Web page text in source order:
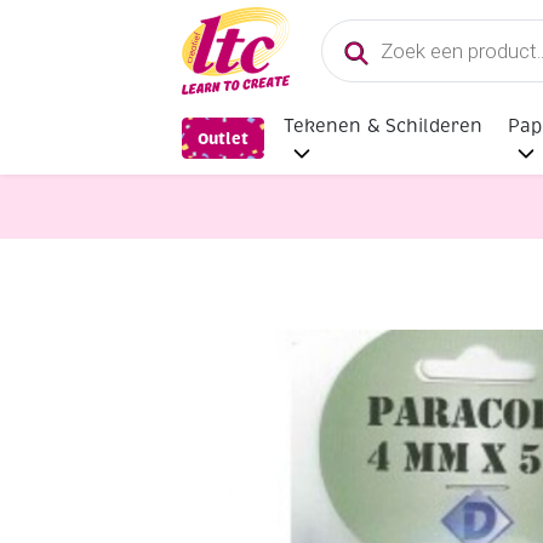
Producten
zoeken
Outlet
Tekenen & Schilderen
Sieraden maken Paracord, 4